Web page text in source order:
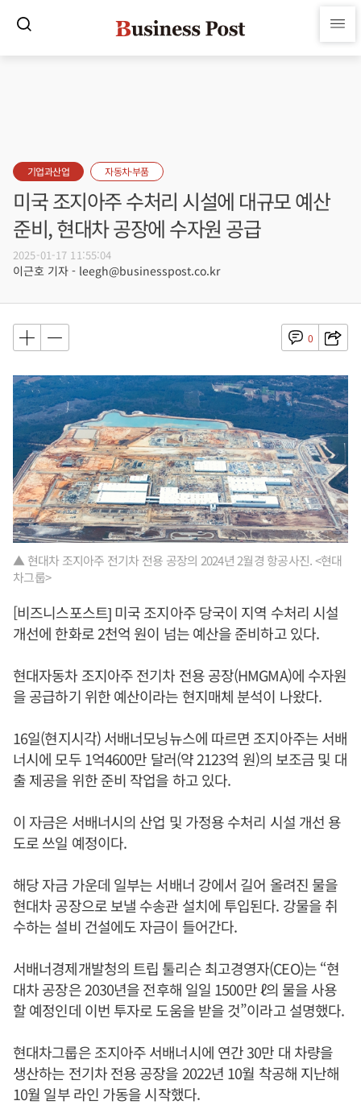
기업과산업 자동차·부품
미국 조지아주 수처리 시설에 대규모 예산
준비, 현대차 공장에 수자원 공급
2025-01-17 11:55:04
이근호 기자 - leegh@businesspost.co.kr
0
▲ 현대차 조지아주 전기차 전용 공장의 2024년 2월경 항공사진. <현대
차그룹>
[비즈니스포스트] 미국 조지아주 당국이 지역 수처리 시설
개선에 한화로 2천억 원이 넘는 예산을 준비하고 있다.
현대자동차 조지아주 전기차 전용 공장(HMGMA)에 수자원
을 공급하기 위한 예산이라는 현지매체 분석이 나왔다.
16일(현지시각) 서배너모닝뉴스에 따르면 조지아주는 서배
너시에 모두 1억4600만 달러(약 2123억 원)의 보조금 및 대
출 제공을 위한 준비 작업을 하고 있다.
이 자금은 서배너시의 산업 및 가정용 수처리 시설 개선 용
도로 쓰일 예정이다.
해당 자금 가운데 일부는 서배너 강에서 길어 올려진 물을
현대차 공장으로 보낼 수송관 설치에 투입된다. 강물을 취
수하는 설비 건설에도 자금이 들어간다.
서배너경제개발청의 트립 툴리슨 최고경영자(CEO)는 “현
대차 공장은 2030년을 전후해 일일 1500만 ℓ의 물을 사용
할 예정인데 이번 투자로 도움을 받을 것”이라고 설명했다.
현대차그룹은 조지아주 서배너시에 연간 30만 대 차량을
생산하는 전기차 전용 공장을 2022년 10월 착공해 지난해
10월 일부 라인 가동을 시작했다.